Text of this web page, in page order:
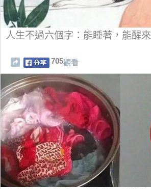
人生不過六個字：能睡著，能醒來
705觀看